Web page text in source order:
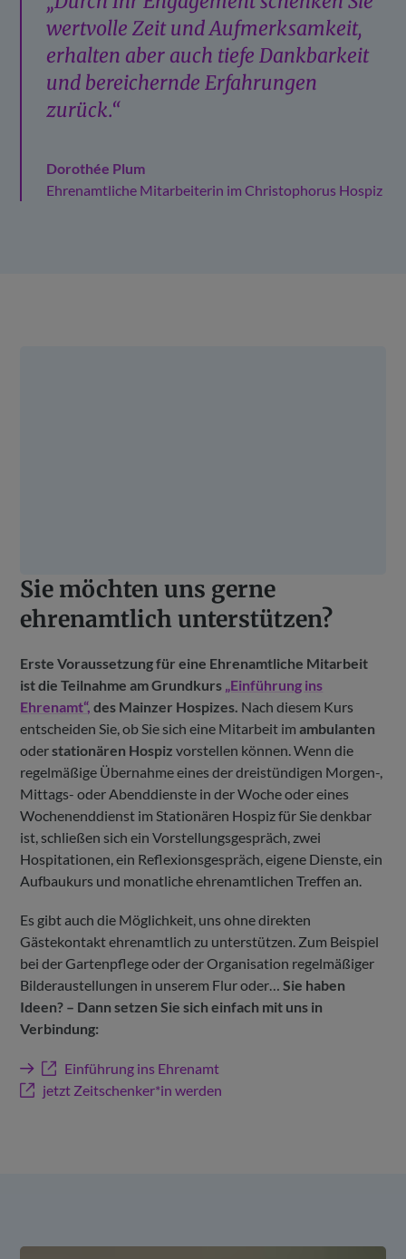
wertvolle Zeit und Aufmerksamkeit,
erhalten aber auch tiefe Dankbarkeit
und bereichernde Erfahrungen
zurück.“
Dorothée Plum
Ehrenamtliche Mitarbeiterin im Christophorus Hospiz
Sie möchten uns gerne
ehrenamtlich unterstützen?
Erste Voraussetzung für eine Ehrenamtliche Mitarbeit
ist die Teilnahme am Grundkurs „Einführung ins
Ehrenamt“, des Mainzer Hospizes. Nach diesem Kurs
entscheiden Sie, ob Sie sich eine Mitarbeit imambulanten
oderstationären Hospiz vorstellen können. Wenn die
regelmäßige Übernahme eines der dreistündigen Morgen-,
Mittags- oder Abenddienste in der Woche oder eines
Wochenenddienst im Stationären Hospiz für Sie denkbar
ist, schließen sich ein Vorstellungsgespräch, zwei
Hospitationen, ein Reflexionsgespräch, eigene Dienste, ein
Aufbaukurs und monatliche ehrenamtlichen Treffen an.
Es gibt auch die Möglichkeit, uns ohne direkten
Gästekontakt ehrenamtlich zu unterstützen. Zum Beispiel
bei der Gartenpflege oder der Organisation regelmäßiger
Bilderaustellungen in unserem Flur oder…Sie haben
Ideen? – Dann setzen Sie sich einfach mit uns in
Verbindung:
Einführung ins Ehrenamt
jetzt Zeitschenker*in werden